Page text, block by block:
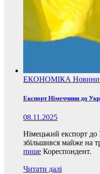
ЕКОНОМІКА Новини
Експорт Німеччини до
08.11.2025
Німецький експорт до
збільшився майже на
пише Кореспондент.
Читати далі